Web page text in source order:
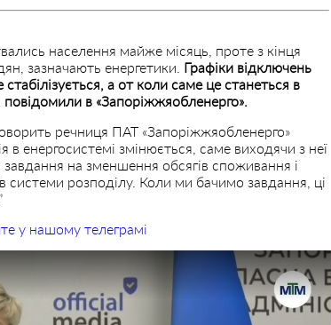
населення майже місяць, проте з кінця
зазначають енергетики. Графіки відключень
а от коли саме це станеться в
в «Запоріжжяобленерго».
речниця ПАТ «Запоріжжяобленерго»
енергосистемі змінюється, саме виходячи з неї
на зменшення обсягів споживання і
розподілу. Коли ми бачимо завдання, ці
у нашому телеграмі